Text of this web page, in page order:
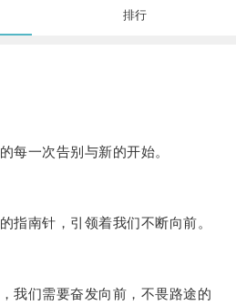
排行
一次告别与新的开始。
南针，引领着我们不断向前。
们需要奋发向前，不畏路途的